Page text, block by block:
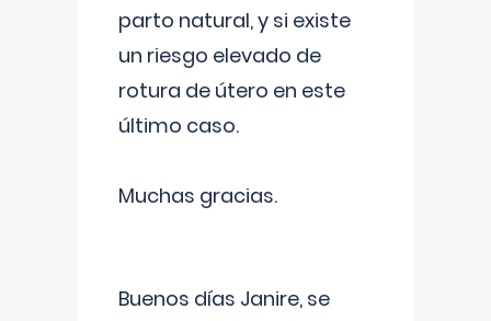
parto natural, y si existe
un riesgo elevado de
rotura de útero en este
último caso.
Muchas gracias.
Buenos días Janire, se